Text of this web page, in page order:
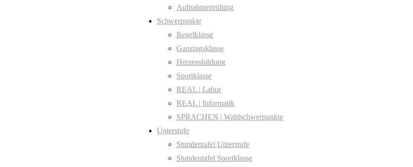
Aufnahmeprüfung
Schwerpunkte
Regelklasse
Ganztagsklasse
Herzensbildung
Sportklasse
REAL | Labor
REAL | Informatik
SPRACHEN | Wahlschwerpunkte
Unterstufe
Stundentafel Unterstufe
Stundentafel Sportklasse